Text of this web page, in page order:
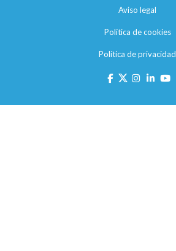
Aviso legal
Política de cookies
Política de privacidad